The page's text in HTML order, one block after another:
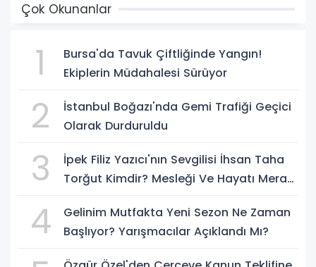
Çok Okunanlar
1
Bursa'da Tavuk Çiftliğinde Yangın!
Ekiplerin Müdahalesi Sürüyor
2
İstanbul Boğazı'nda Gemi Trafiği Geçici
Olarak Durduruldu
3
İpek Filiz Yazıcı'nın Sevgilisi İhsan Taha
Torğut Kimdir? Mesleği Ve Hayatı Merak
4
Gelinim Mutfakta Yeni Sezon Ne Zaman
Başlıyor? Yarışmacılar Açıklandı Mı?